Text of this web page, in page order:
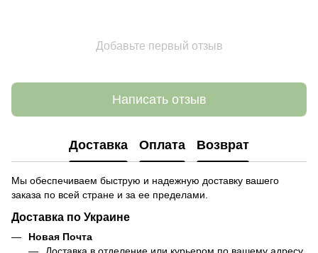
Добавьте первый отзыв
Написать отзыв
Доставка Оплата Возврат
Мы обеспечиваем быструю и надежную доставку вашего
заказа по всей стране и за ее пределами.
Доставка по Украине
Новая Почта
Доставка в отделение или курьером по вашему адресу.